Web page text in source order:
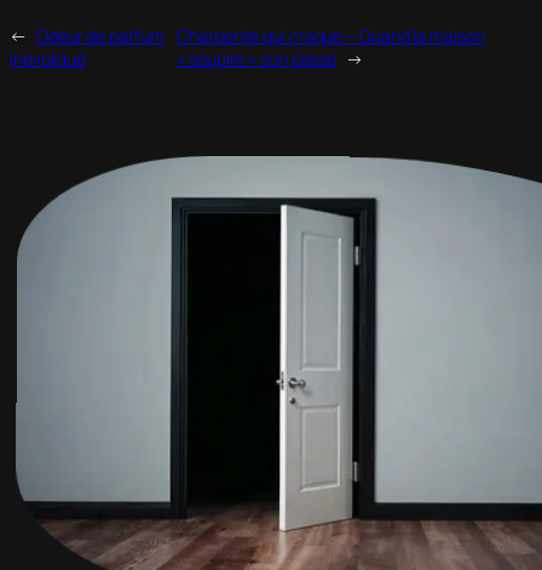
← Odeur de parfum
inexpliqué
Charpente qui craque – Quand la maison
« soupire » son passé →